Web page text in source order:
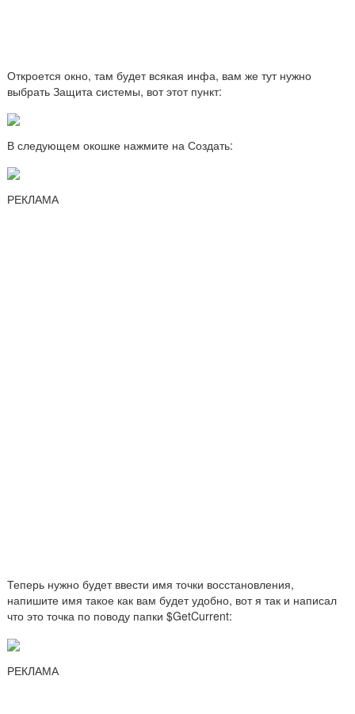
Откроется окно, там будет всякая инфа, вам же тут нужно
выбрать Защита системы, вот этот пункт:
В следующем окошке нажмите на Создать:
РЕКЛАМА
Теперь нужно будет ввести имя точки восстановления,
напишите имя такое как вам будет удобно, вот я так и написал
что это точка по поводу папки $GetCurrent:
РЕКЛАМА